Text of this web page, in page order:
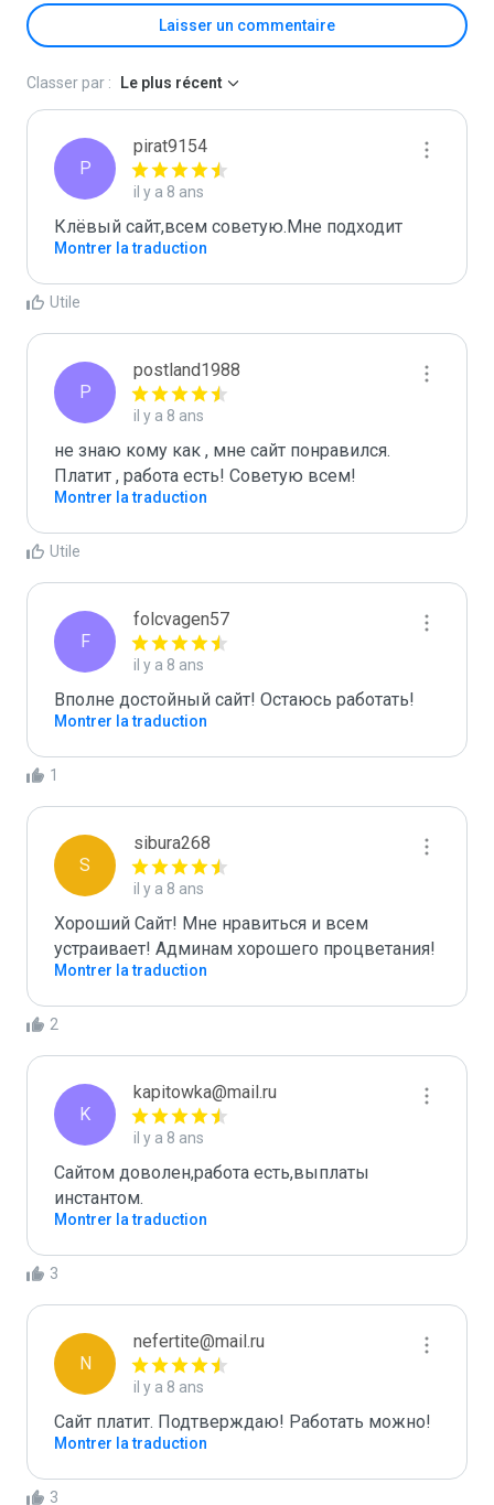
Laisser un commentaire
Classer par : Le plus récent
P
pirat9154
il y a 8 ans
Клёвый сайт,всем советую.Мне подходит
Montrer la traduction
Utile
P
postland1988
il y a 8 ans
не знаю кому как , мне сайт понравился.
Платит , работа есть! Советую всем!
Montrer la traduction
Utile
F
folcvagen57
il y a 8 ans
Вполне достойный сайт! Остаюсь работать!
Montrer la traduction
1
S
sibura268
il y a 8 ans
Хороший Сайт! Мне нравиться и всем
устраивает! Админам хорошего процветания!
Montrer la traduction
2
K
kapitowka@mail.ru
il y a 8 ans
Сайтом доволен,работа есть,выплаты
инстантом.
Montrer la traduction
3
N
nefertite@mail.ru
il y a 8 ans
Сайт платит. Подтверждаю! Работать можно!
Montrer la traduction
3